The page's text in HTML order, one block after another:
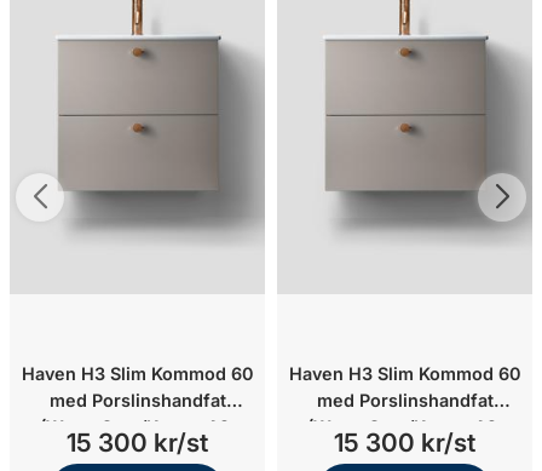
Haven H3 Slim Kommod 60
med Porslinshandfat
(Warm Grey/Knopp A2.
02/Krom)
15 300 kr/st
Haven H3 Slim Kommod 60
med Porslinshandfat
(Warm Grey/Knopp A2.
06/Mässing)
15 300 kr/st